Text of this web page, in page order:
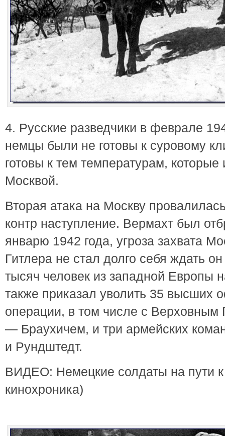
4. Русские разведчики в феврале
немцы были не готовы к суровому
готовы к тем температурам, которые
Москвой.
Вторая атака на Москву
контр наступление. Вермахт был
январю 1942 года, угроза захвата
Гитлера не стал долго себя ждать
тысяч человек из западной Европы
также приказал уволить 35 высших
операции, в том числе с
— Браухичем, и три армейских
и Рундштедт.
ВИДЕО: Немецкие солдаты на пути
кинохроника)